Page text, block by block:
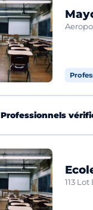
Professionnels
113